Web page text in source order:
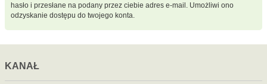
hasło i przesłane na podany przez ciebie adres e-mail. Umożliwi ono
odzyskanie dostępu do twojego konta.
KANAŁ